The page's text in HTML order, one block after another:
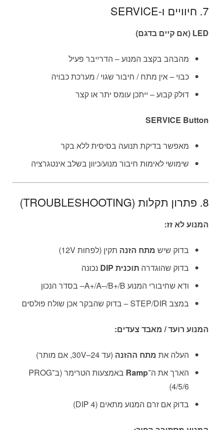
7. חיוויים ו-SERVICE
LED (אם קיים בדגם)
מהבהב בקצב המנוע – הדרייבר פעיל
כבוי – אין מתח / חיבור שגוי / מערכת כבויה
דולק קבוע – ייתכן עומס יתר או קצר
SERVICE Button
מאפשר בדיקת תנועה בסיסית ללא בקר
שימושי לאימות חיבור מנוע/כיוון בשלב אינטגרציה
8. פתרון תקלות (TROUBLESHOOTING)
המנוע לא זז:
בדוק שיש מתח הזנה תקין (לפחות 12V)
בדוק שהוגדרה תוכנית DIP
נכונה
ודא שחיבורי המנוע A+/A–/B+/B– בסדר הנכון
במצב STEP/DIR – בדוק שהבקר אכן שולח פולסים
המנוע רועד / מאבד צעדים:
העלה את מתח ההזנה (עד 24–30V, אם מותר)
הארך את ה־Ramp
באמצעות הטרימר (ב־PROG
4/5/6)
בדוק אם זרם המנוע מתאים (DIP 4)